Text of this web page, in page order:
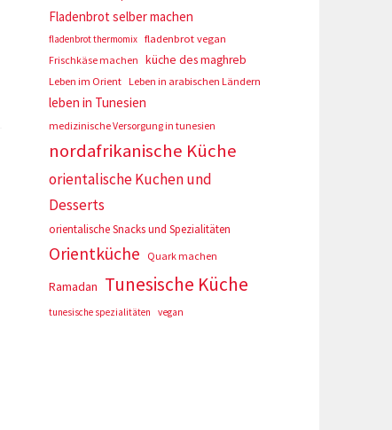
Fladenbrot selber machen
fladenbrot thermomix fladenbrot vegan
Frischkäse machen küche des maghreb
Leben im Orient Leben in arabischen Ländern
leben in Tunesien
medizinische Versorgung in tunesien
nordafrikanische Küche
orientalische Kuchen und
Desserts
orientalische Snacks und Spezialitäten
Orientküche Quark machen
Ramadan Tunesische Küche
tunesische spezialitäten vegan